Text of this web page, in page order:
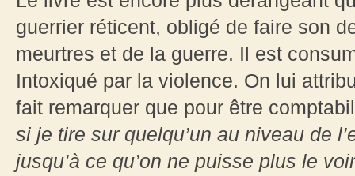
guerrier réticent, obligé de faire son
meurtres et de la guerre. Il est
Intoxiqué par la violence. On lui
fait remarquer que pour être
si je tire sur quelqu’un au niveau de
jusqu’à ce qu’on ne puisse plus le